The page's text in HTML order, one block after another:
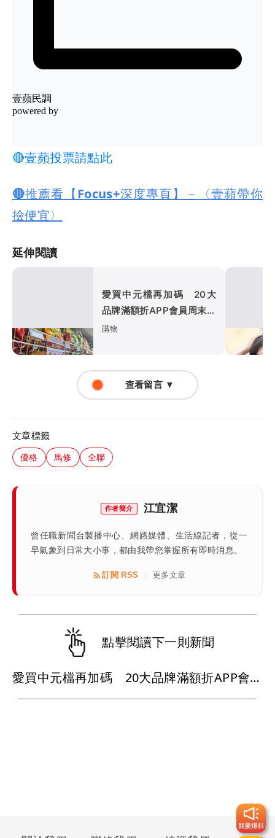
🔴壹蘋投票請點此
🔴推薦看【Focus+深度專頁】－〈壹蘋帶你
撿便宜〉
延伸閱讀
愛買中元檔再加碼 20大
品牌滿額折APP會員周末享
9折
購物
查看留言 ▼
文章標籤
優格 馬修 全聯
作者簡介 江宜潔
曾任職新聞台製播中心、網路媒體、生活線記者，從一
早氣象到日常大小事，都由我帶您掌握所有即時消息。
訂閱 RSS | 更多文章
點擊閱讀下一則新聞
愛買中元檔再加碼 20大品牌滿額折APP會員周末享9折